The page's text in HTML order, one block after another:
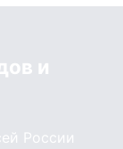
и
России